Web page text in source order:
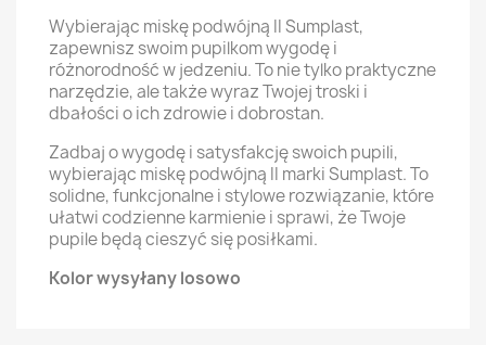
Wybierając miskę podwójną II Sumplast,
zapewnisz swoim pupilkom wygodę i
różnorodność w jedzeniu. To nie tylko praktyczne
narzędzie, ale także wyraz Twojej troski i
dbałości o ich zdrowie i dobrostan.
Zadbaj o wygodę i satysfakcję swoich pupili,
wybierając miskę podwójną II marki Sumplast. To
solidne, funkcjonalne i stylowe rozwiązanie, które
ułatwi codzienne karmienie i sprawi, że Twoje
pupile będą cieszyć się posiłkami.
Kolor wysyłany losowo